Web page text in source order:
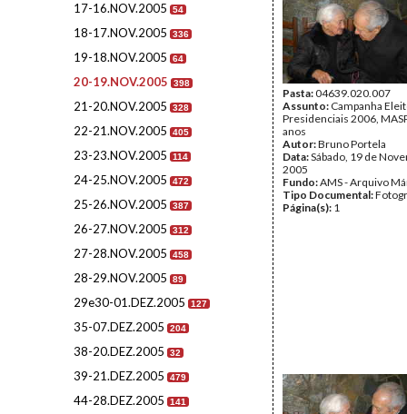
17-16.NOV.2005 54
18-17.NOV.2005 336
19-18.NOV.2005 64
20-19.NOV.2005 398
21-20.NOV.2005 328
22-21.NOV.2005 405
23-23.NOV.2005 114
24-25.NOV.2005 472
25-26.NOV.2005 387
26-27.NOV.2005 312
27-28.NOV.2005 458
28-29.NOV.2005 89
29e30-01.DEZ.2005 127
35-07.DEZ.2005 204
38-20.DEZ.2005 32
39-21.DEZ.2005 479
44-28.DEZ.2005 141
Pasta:04639.020.007
Assunto: Campanha
Presidenciais 2006,
anos
Autor:Bruno Portela
Data:Sábado, 19 de
2005
Fundo:AMS - Arquivo
Tipo Documental:
Página(s): 1